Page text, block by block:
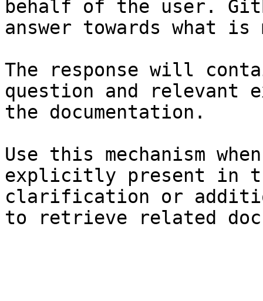
behalf of the user.
answer towards what
The response will
question and relevant
the documentation.
Use this mechanism
explicitly present in
clarification or